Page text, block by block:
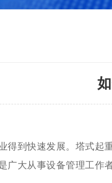
得到快速发展。塔式
广大从事设备管理工作